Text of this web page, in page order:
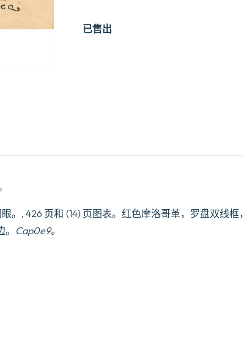
已售出
。, 426 页和 (14) 页图表。红色摩洛哥革，罗盘双线框
Cap0e9。